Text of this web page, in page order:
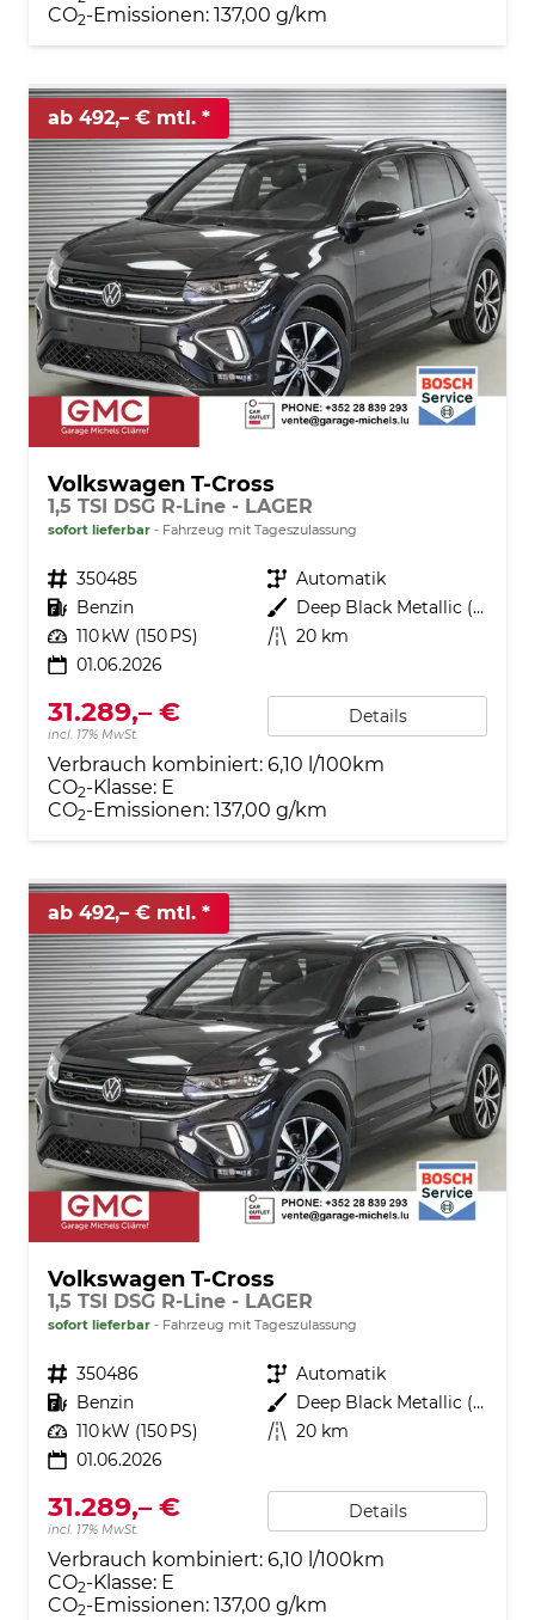
CO2-Emissionen: 137,00 g/km
ab 492,– € mtl.
Volkswagen T-Cross
1,5 TSI DSG R-Line - LAGER
sofort lieferbar Fahrzeug mit Tageszulassung
Fahrzeugnr. 350485 Getriebe Automatik
Kraftstoff Benzin Außenfarbe
Deep Black Metallic (2T)
Leistung 110 kW (150 PS) Kilometerstand 20 km
01.06.2026
31.289,– €
incl. 17% MwSt.
Details
Verbrauch kombiniert: 6,10 l/100km
CO2-Klasse: E
CO2-Emissionen: 137,00 g/km
ab 492,– € mtl.
Volkswagen T-Cross
1,5 TSI DSG R-Line - LAGER
sofort lieferbar Fahrzeug mit Tageszulassung
Fahrzeugnr. 350486 Getriebe Automatik
Kraftstoff Benzin Außenfarbe
Deep Black Metallic (2T)
Leistung 110 kW (150 PS) Kilometerstand 20 km
01.06.2026
31.289,– €
incl. 17% MwSt.
Details
Verbrauch kombiniert: 6,10 l/100km
CO2-Klasse: E
CO2-Emissionen: 137,00 g/km